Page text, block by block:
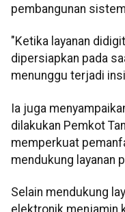
pembangunan
"Ketika layanan
dipersiapkan pada
menunggu terjadi
Ia juga
dilakukan Pemkot
memperkuat
mendukung layanan
Selain mendukung